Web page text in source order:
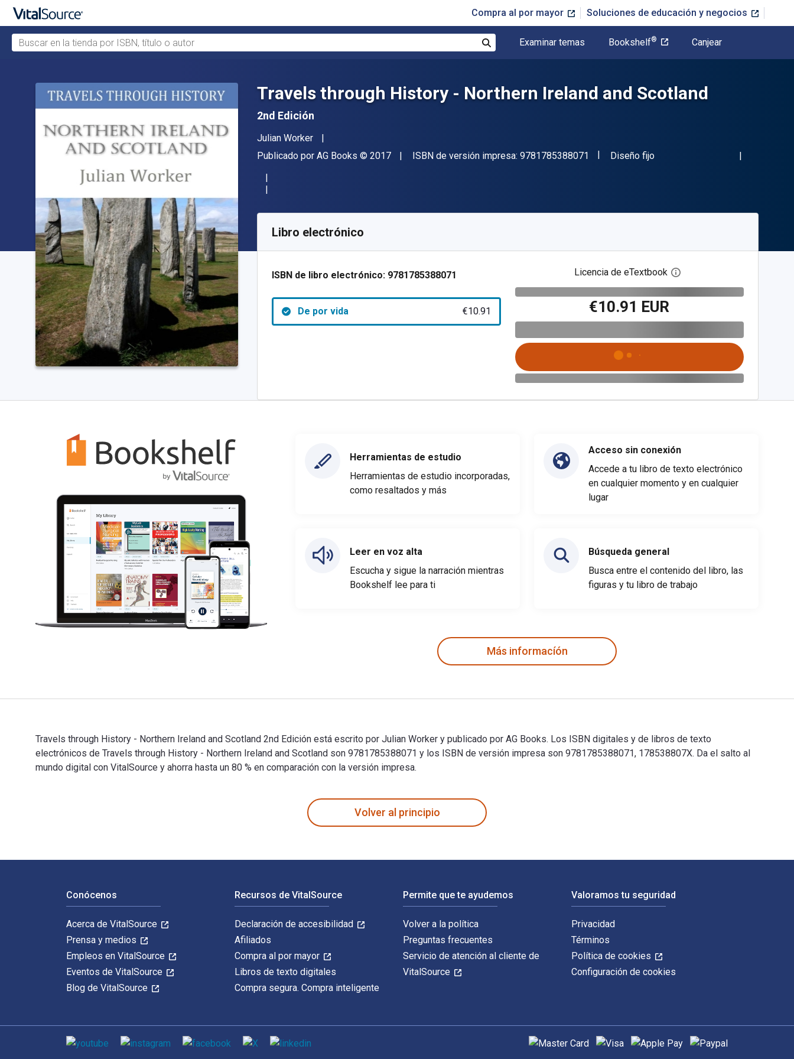
Compra al por mayor Soluciones de educación y negocios
Buscar en la tienda por ISBN, título o autor
Examinar temas Bookshelf® Canjear
Travels through History - Northern Ireland and Scotland
2nd Edición
Autor(es)
Julian Worker
Editorial
Publicado por AG Books Copyright
© 2017 ISBN de versión impresa: 9781785388071 "ISBN-13 9781785388071"
Formato
Diseño fijo
Código de referencia:
Libro electrónico
ISBN de libro electrónico: 9781785388071
De por vida €10.91
Licencia de eTextbook Abre el cuadro de diálogo
€10.91 EUR
Herramientas de estudio
Herramientas de estudio incorporadas,
como resaltados y más
Leer en voz alta
Escucha y sigue la narración mientras
Bookshelf lee para ti
Acceso sin conexión
Accede a tu libro de texto electrónico
en cualquier momento y en cualquier
lugar
Búsqueda general
Busca entre el contenido del libro, las
figuras y tu libro de trabajo
Más informacíón
Travels through History - Northern Ireland and Scotland 2nd Edición está escrito por Julian Worker y publicado por AG Books. Los ISBN digitales y de libros de texto
electrónicos de Travels through History - Northern Ireland and Scotland son 9781785388071 y los ISBN de versión impresa son 9781785388071, 178538807X. Da el salto al
mundo digital con VitalSource y ahorra hasta un 80 % en comparación con la versión impresa.
Volver al principio
Conócenos
Acerca de VitalSource
Prensa y medios
Empleos en VitalSource
Eventos de VitalSource
Blog de VitalSource
Recursos de VitalSource
Declaración de accesibilidad
Afiliados
Compra al por mayor
Libros de texto digitales
Compra segura. Compra inteligente
Permite que te ayudemos
Volver a la política
Preguntas frecuentes
Servicio de atención al cliente de
VitalSource
Valoramos tu seguridad
Privacidad
Términos
Política de cookies
Configuración de cookies
Medios de comunicación social Métodos de pago admitidos